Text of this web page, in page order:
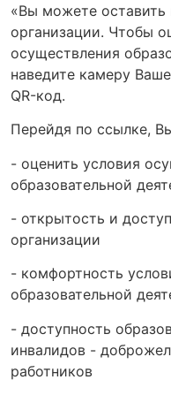
«Вы можете
организации. Чтобы
осуществления
наведите камеру
QR-код.
Перейдя по ссылке,
- оценить условия
образовательной
- открытость и
организации
- комфортность
образовательной
- доступность
инвалидов -
работников